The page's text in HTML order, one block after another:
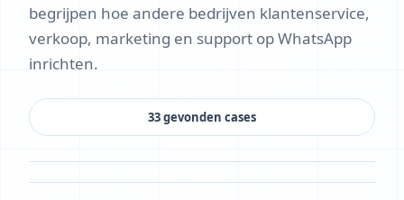
begrijpen hoe andere bedrijven klantenservice,
verkoop, marketing en support op WhatsApp
inrichten.
33 gevonden cases